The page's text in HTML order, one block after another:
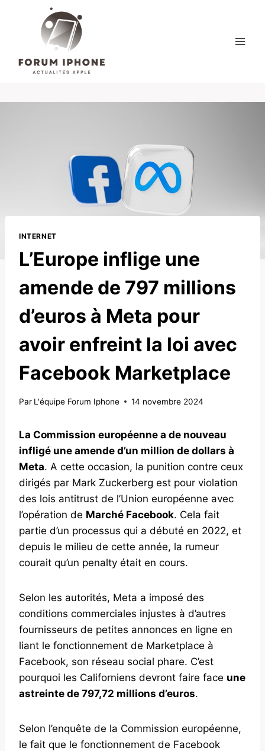
INTERNET
L’Europe inflige une
amende de 797 millions
d’euros à Meta pour
avoir enfreint la loi avec
Facebook Marketplace
Par L'équipe Forum Iphone 14 novembre 2024
La Commission européenne a de nouveau
infligé une amende d’un million de dollars à
Meta. A cette occasion, la punition contre ceux
dirigés par Mark Zuckerberg est pour violation
des lois antitrust de l’Union européenne avec
l’opération de Marché Facebook. Cela fait
partie d’un processus qui a débuté en 2022, et
depuis le milieu de cette année, la rumeur
courait qu’un penalty était en cours.
Selon les autorités, Meta a imposé des
conditions commerciales injustes à d’autres
fournisseurs de petites annonces en ligne en
liant le fonctionnement de Marketplace à
Facebook, son réseau social phare. C’est
pourquoi les Californiens devront faire face une
astreinte de 797,72 millions d’euros.
Selon l’enquête de la Commission européenne,
le fait que le fonctionnement de Facebook